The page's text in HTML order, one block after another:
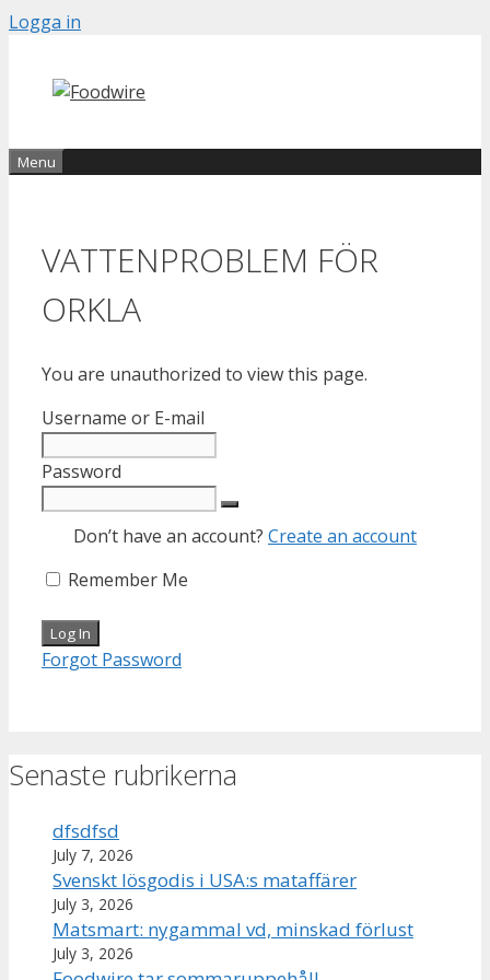
Skip
content
Logga in
Menu
VATTENPROBLEM FÖR
ORKLA
You are unauthorized to view this page.
Username or E-mail
Password
Don’t have an account? Create an account
Remember Me
Forgot Password
Senaste rubrikerna
dfsdfsd
July 7, 2026
Svenskt lösgodis i USA:s mataffärer
July 3, 2026
Matsmart: nygammal vd, minskad förlust
July 3, 2026